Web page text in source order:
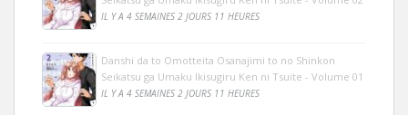
IL Y A 4 SEMAINES 2 JOURS 11 HEURES
Danshi da to Omotteita Osanajimi to no Shinkon
Seikatsu ga Umaku Ikisugiru Ken ni Tsuite - Volume 01
IL Y A 4 SEMAINES 2 JOURS 11 HEURES